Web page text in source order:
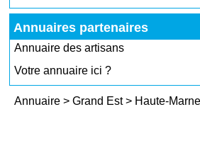
Annuaires partenaires
Annuaire des artisans
Votre annuaire ici ?
Annuaire >Grand Est> Haute-